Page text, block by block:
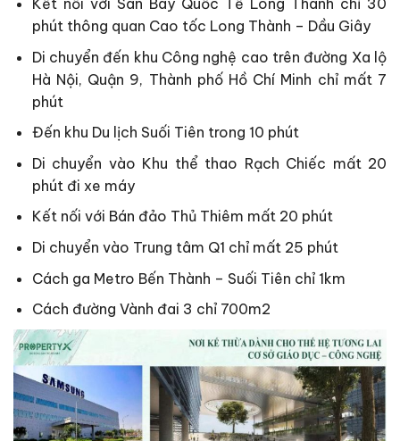
Kết nối với Sân Bay Quốc Tế Long Thành chỉ 30
phút thông quan Cao tốc Long Thành – Dầu Giây
Di chuyển đến khu Công nghệ cao trên đường Xa lộ
Hà Nội, Quận 9, Thành phố Hồ Chí Minh chỉ mất 7
phút
Đến khu Du lịch Suối Tiên trong 10 phút
Di chuyển vào Khu thể thao Rạch Chiếc mất 20
phút đi xe máy
Kết nối với Bán đảo Thủ Thiêm mất 20 phút
Di chuyển vào Trung tâm Q1 chỉ mất 25 phút
Cách ga Metro Bến Thành – Suối Tiên chỉ 1km
Cách đường Vành đai 3 chỉ 700m2